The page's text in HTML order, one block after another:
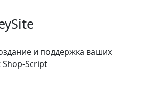
и поддержка ваших
Shop-Script